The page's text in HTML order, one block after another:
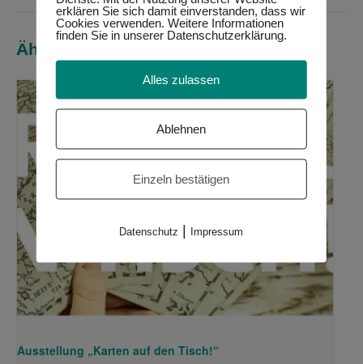
Ähnliche Veranstaltungen
Ausstellung „Karten auf den Tisch!“
erklären Sie sich damit einverstanden, dass wir
Cookies verwenden. Weitere Informationen
finden Sie in unserer Datenschutzerklärung.
Alles zulassen
Ablehnen
Einzeln bestätigen
Datenschutz | Impressum